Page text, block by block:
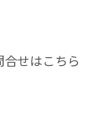
合せはこちら